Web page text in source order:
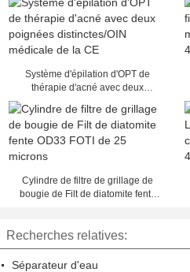
Système d'épilation d'OPT de
thérapie d'acné avec deux
poignées distinctes/OIN médicale
de la CE
Cylindre de filtre de grillage de
bougie de Filt de diatomite fente
Recherches relatives:
Séparateur d'eau